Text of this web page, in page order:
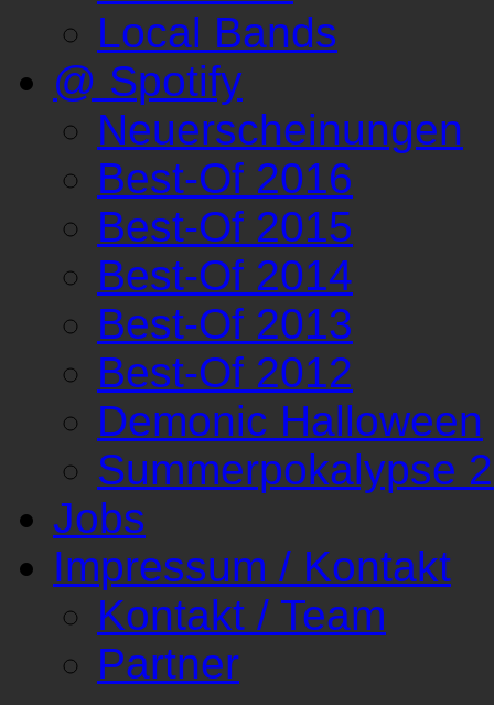
Local Bands
@ Spotify
Neuerscheinungen
Best-Of 2016
Best-Of 2015
Best-Of 2014
Best-Of 2013
Best-Of 2012
Demonic Halloween
Summerpokalypse
Jobs
Impressum / Kontakt
Kontakt / Team
Partner